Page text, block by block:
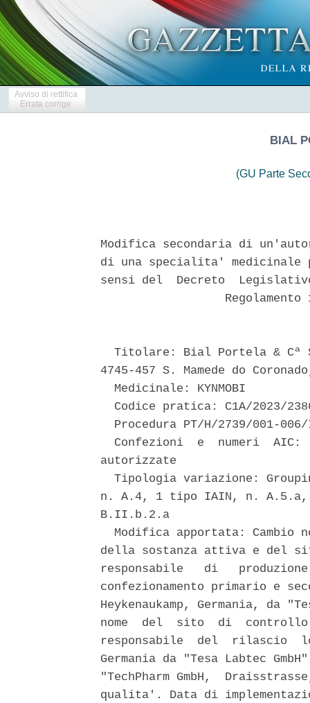
Avviso di rettifica
Errata corrige
BIAL
(GU Parte
Modifica secondaria di
di una specialita' medicinale
sensi del  Decreto
Titolare: Bial Portela & Cª
4745-457 S. Mamede do
  Medicinale: KYNMOBI
Codice pratica: C1A/2023/
Procedura PT/H/2739/001-
Confezioni  e  numeri  AIC:
autorizzate
Tipologia variazione:
n. A.4, 1 tipo IAIN, n.
B.II.b.2.a
Modifica apportata: Cambio
della sostanza attiva e del
responsabile   di
confezionamento primario
Heykenaukamp, Germania, da
nome  del  sito  di
responsabile  del  rilascio
Germania da "Tesa Labtec
"TechPharm GmbH,
qualita'. Data di